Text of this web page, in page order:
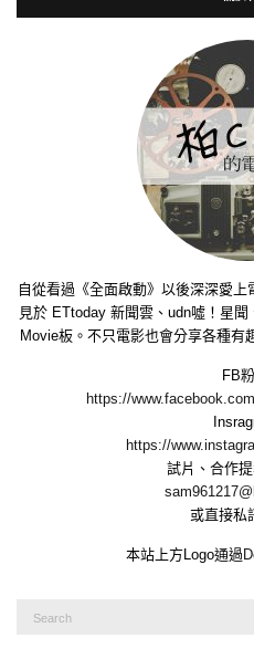
自從看過《全面啟動》以後深深愛
見於 ETtoday 新聞雲、udn噓！星
Movie板。不只電影也會分享各種有
FB
https://
https://
試片、合作
或直接私
本站上方Logo通過
Search